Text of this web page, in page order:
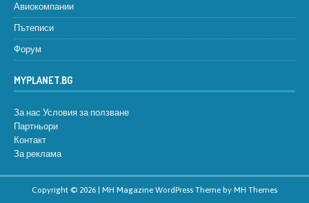
Авиокомпании
Пътеписи
Форум
MYPLANET.BG
За нас Условия за ползване
Партньори
Контакт
За реклама
Copyright © 2026 | MH Magazine WordPress Theme by MH Themes